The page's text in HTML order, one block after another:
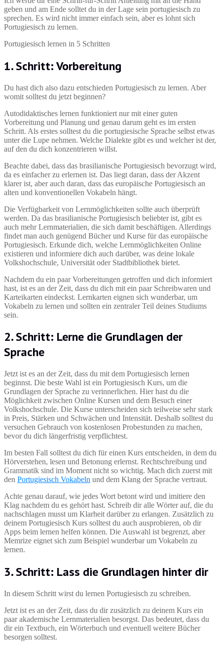
geben und am Ende solltet du in der Lage sein portugiesisch zu
sprechen. Es wird nicht immer einfach sein, aber es lohnt sich
Portugiesisch zu lernen.
Portugiesisch lernen in 5 Schritten
1. Schritt: Vorbereitung
Du hast dich also dazu entschieden Portugiesisch zu lernen. Aber
womit solltest du jetzt beginnen?
Autodidaktisches lernen funktioniert nur mit einer guten
Vorbereitung und Planung und genau darum geht es im ersten
Schritt. Als erstes solltest du die portugiesische Sprache selbst etwas
unter die Lupe nehmen. Welche Dialekte gibt es und welcher ist der,
auf den du dich konzentrieren willst.
Beachte dabei, dass das brasilianische Portugiesisch bevorzugt wird,
da es einfacher zu erlernen ist. Das liegt daran, dass der Akzent
klarer ist, aber auch daran, dass das europäische Portugiesisch an
alten und konventionellen Vokabeln hängt.
Die Verfügbarkeit von Lernmöglichkeiten sollte auch überprüft
werden. Da das brasilianische Portugiesisch beliebter ist, gibt es
auch mehr Lernmaterialien, die sich damit beschäftigen. Allerdings
findet man auch genügend Bücher und Kurse für das europäische
Portugiesisch. Erkunde dich, welche Lernmöglichkeiten Online
existieren und informiere dich auch darüber, was deine lokale
Volkshochschule, Universität oder Stadtbibliothek bietet.
Nachdem du ein paar Vorbereitungen getroffen und dich informiert
hast, ist es an der Zeit, dass du dich mit ein paar Schreibwaren und
Karteikarten eindeckst. Lernkarten eignen sich wunderbar, um
Vokabeln zu lernen und sollten ein zentraler Teil deines Studiums
sein.
2. Schritt: Lerne die Grundlagen der
Sprache
Jetzt ist es an der Zeit, dass du mit dem Portugiesisch lernen
beginnst. Die beste Wahl ist ein Portugiesisch Kurs, um die
Grundlagen der Sprache zu verinnerlichen. Hier hast du die
Möglichkeit zwischen Online Kursen und dem Besuch einer
Volkshochschule. Die Kurse unterscheiden sich teilweise sehr stark
in Preis, Stärken und Schwächen und Intensität. Deshalb solltest du
versuchen Gebrauch von kostenlosen Probestunden zu machen,
bevor du dich längerfristig verpflichtest.
Im besten Fall solltest du dich für einen Kurs entscheiden, in dem du
Hörverstehen, lesen und Betonung erlernst. Rechtschreibung und
Grammatik sind im Moment nicht so wichtig. Mach dich zuerst mit
den Portugiesisch Vokabeln und dem Klang der Sprache vertraut.
Achte genau darauf, wie jedes Wort betont wird und imitiere den
Klag nachdem du es gehört hast. Schreib dir alle Wörter auf, die du
nachschlagen musst um Klarheit darüber zu erlangen. Zusätzlich zu
deinem Portugiesisch Kurs solltest du auch ausprobieren, ob dir
Apps beim lernen helfen können. Die Auswahl ist begrenzt, aber
Memrize eignet sich zum Beispiel wunderbar um Vokabeln zu
lernen.
3. Schritt: Lass die Grundlagen hinter dir
In diesem Schritt wirst du lernen Portugiesisch zu schreiben.
Jetzt ist es an der Zeit, dass du dir zusätzlich zu deinem Kurs ein
paar akademische Lernmaterialien besorgst. Das bedeutet, dass du
dir ein Textbuch, ein Wörterbuch und eventuell weitere Bücher
besorgen solltest.